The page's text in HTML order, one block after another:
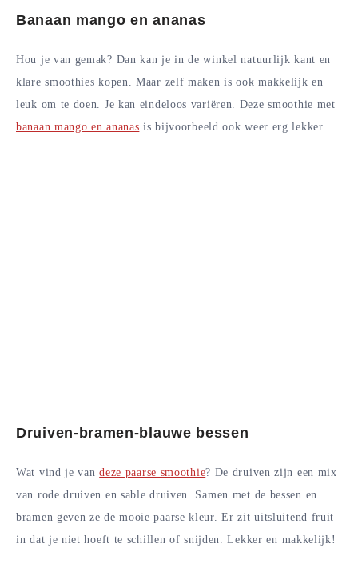
Banaan mango en ananas
Hou je van gemak? Dan kan je in de winkel natuurlijk kant en
klare smoothies kopen. Maar zelf maken is ook makkelijk en
leuk om te doen. Je kan eindeloos variëren. Deze smoothie met
banaan mango en ananas is bijvoorbeeld ook weer erg lekker.
Druiven-bramen-blauwe bessen
Wat vind je vandeze paarse smoothie? De druiven zijn een mix
van rode druiven en sable druiven. Samen met de bessen en
bramen geven ze de mooie paarse kleur. Er zit uitsluitend fruit
in dat je niet hoeft te schillen of snijden. Lekker en makkelijk!